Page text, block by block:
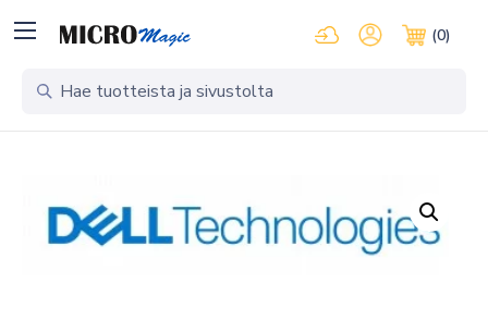
KirjauduOma tili
(0)